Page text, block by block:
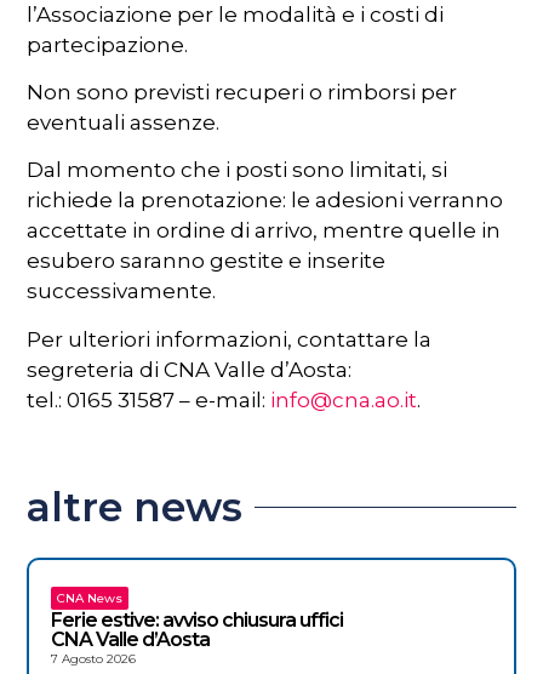
l’Associazione per le modalità e i costi di
partecipazione.
Non sono previsti recuperi o rimborsi per
eventuali assenze.
Dal momento che i posti sono limitati, si
richiede la prenotazione: le adesioni verranno
accettate in ordine di arrivo, mentre quelle in
esubero saranno gestite e inserite
successivamente.
Per ulteriori informazioni, contattare la
segreteria di CNA Valle d’Aosta:
tel.: 0165 31587 – e-mail: info@cna.ao.it.
altre news
CNA News
Ferie estive: avviso chiusura uffici
CNA Valle d’Aosta
7 Agosto 2026